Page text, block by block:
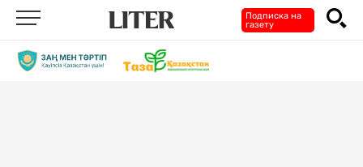
Подписка на
газету